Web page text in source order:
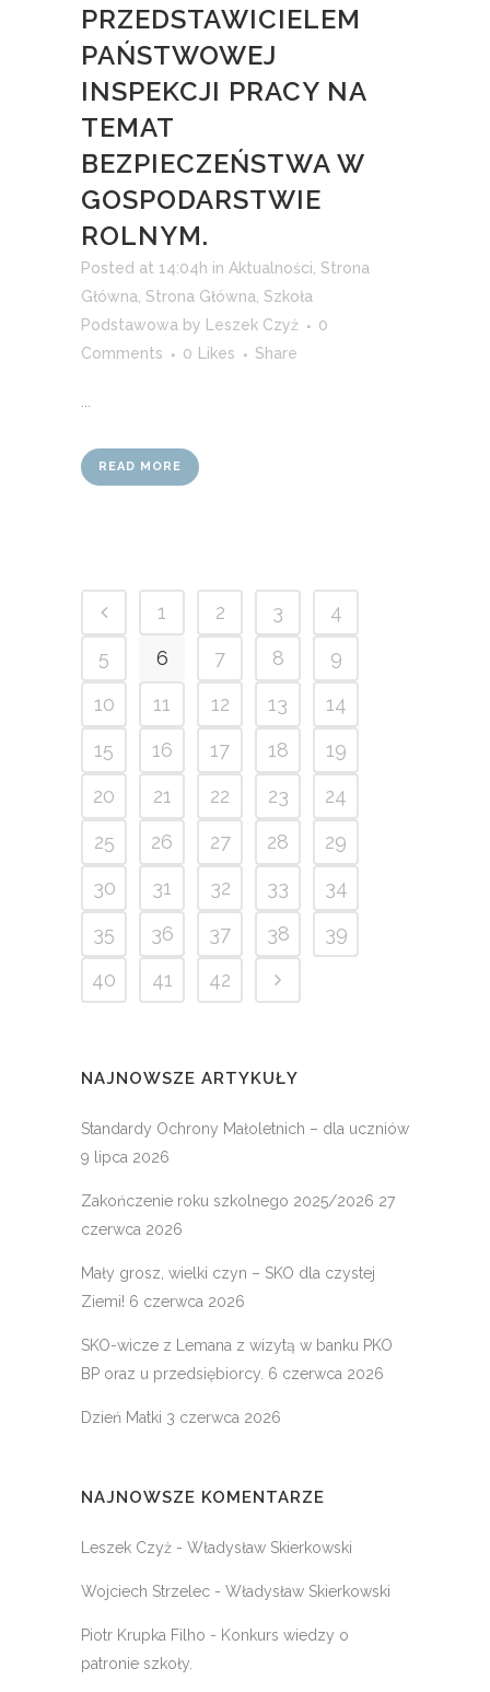
PRZEDSTAWICIELEM
PAŃSTWOWEJ
INSPEKCJI PRACY NA
TEMAT
BEZPIECZEŃSTWA W
GOSPODARSTWIE
ROLNYM.
Posted at 14:04h in Aktualności Strona
Główna Strona Główna Szkoła
Podstawowa by Leszek Czyż
0
Comments
0 Likes Share
READ MORE
1 2 3
4
5
6 7 8
9
10
11 12 13
14
15
16 17 18
19
20
21 22 23
24
25
26 27 28
29
30
31 32 33
34
35
36 37 38
39
40
41 42
NAJNOWSZE ARTYKUŁY
Standardy Ochrony Małoletnich – dla uczniów
9 lipca 2026
Zakończenie roku szkolnego 2025/2026 27
czerwca 2026
Mały grosz, wielki czyn – SKO dla czystej
Ziemi! 6 czerwca 2026
SKO-wicze z Lemana z wizytą w banku PKO
BP oraz u przedsiębiorcy. 6 czerwca 2026
Dzień Matki 3 czerwca 2026
NAJNOWSZE KOMENTARZE
Leszek Czyż - Władysław Skierkowski
Wojciech Strzelec - Władysław Skierkowski
Piotr Krupka Filho - Konkurs wiedzy o
patronie szkoły.